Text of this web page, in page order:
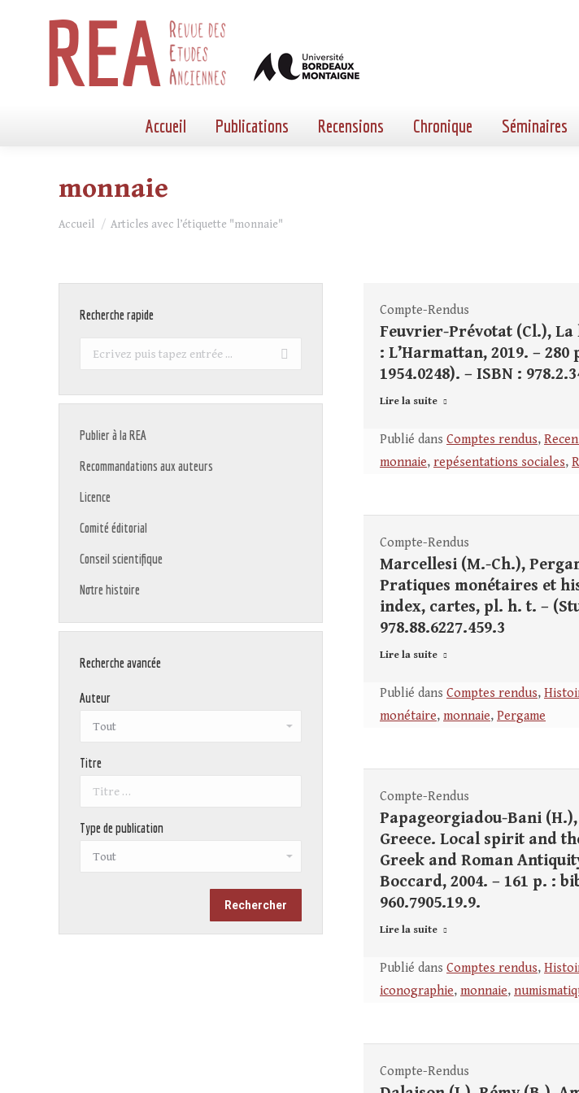
Accueil Publications Recensions Chronique Séminaires
monnaie
Vous êtes ici :
Accueil Articles avec l’étiquette "monnaie"
Compte-Rendus
Feuvrier-Prévotat (Cl.), La
: L’Harmattan, 2019. –
1954.0248). – ISBN :
Lire la suite
Publié dans Comptes rendus,
monnaie, repésentations sociales,
Compte-Rendus
Marcellesi (M.-Ch.),
Pratiques monétaires et
index, cartes, pl. h. t. –
978.88.6227.459.3
Lire la suite
Publié dans Comptes rendus,
monétaire, monnaie, Pergame
Compte-Rendus
Papageorgiadou-Bani
Greece. Local spirit and
Greek and Roman
Boccard, 2004. – 161 p. :
960.7905.19.9.
Lire la suite
Publié dans Comptes rendus,
iconographie, monnaie,
Compte-Rendus
Recherche rapide
Recherche
Publier à la REA
Recommandations aux auteurs
Licence
Comité éditorial
Conseil scientifique
Notre histoire
Recherche avancée
Auteur
Titre
Type de publication